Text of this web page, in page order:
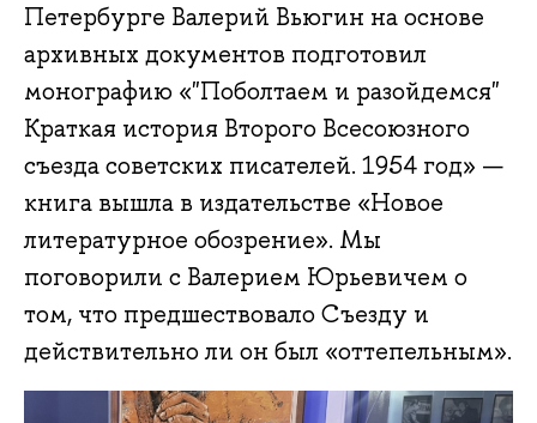
Петербурге Валерий Вьюгин на основе
архивных документов подготовил
монографию «"Поболтаем и разойдемся"
Краткая история Второго Всесоюзного
съезда советских писателей. 1954 год» —
книга вышла в издательстве «Новое
литературное обозрение». Мы
поговорили с Валерием Юрьевичем о
том, что предшествовало Съезду и
действительно ли он был «оттепельным».